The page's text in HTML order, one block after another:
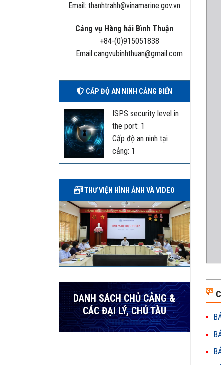
Email: thanhtrahh@vinamarine.gov.vn
Cảng vụ Hàng hải Bình Thuận
+84-(0)915051838
Email:cangvubinhthuan@gmail.com
CẤP ĐỘ AN NINH CẢNG BIỂN
ISPS security level in
the port: 1
Cấp độ an ninh tại
cảng: 1
THƯ VIỆN HÌNH ẢNH VÀ VIDEO
DANH SÁCH CHỦ CẢNG &
CÁC ĐẠI LÝ, CHỦ TÀU